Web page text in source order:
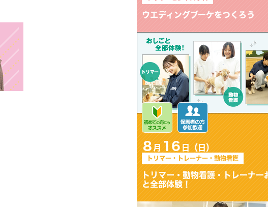
8月16日（日）
トリマー・トレーナー・動物看護
トリマー・動物看護・トレーナ
ーおしごと全部体験！
8月16日（日）